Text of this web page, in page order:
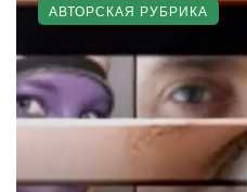
АВТОРСКАЯ РУБРИКА